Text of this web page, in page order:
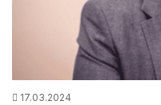
17.03.2024